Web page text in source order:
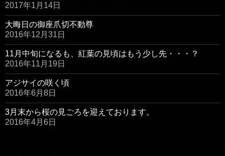
2017年1月14日
大晦日の御座爪切不動尊
2016年12月31日
11月中旬になるも、紅葉の見頃はもう少し先・・・？
2016年11月19日
アジサイの咲く頃
2016年6月8日
3月末から桜の見ごろを迎えております。
2016年4月6日